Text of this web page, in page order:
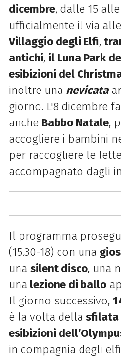
dicembre, dalle 15
ufficialmente il via
Villaggio degli Elfi,
antichi, il Luna Park
esibizioni del
inoltre una nevicata
giorno. L'8 dicembre
anche Babbo Natale,
accogliere i bambini
per raccogliere le
accompagnato dagli
Il programma
(15.30-18) con una
una silent disco, una
una lezione di ballo
Il giorno successivo,
è la volta della sfilata
esibizioni
in compagnia degli